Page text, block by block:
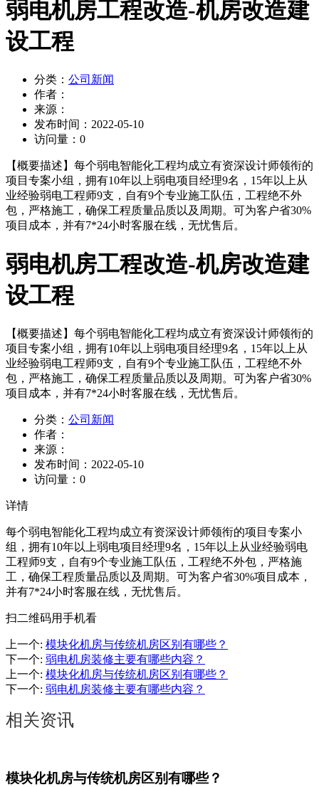
弱电机房工程改造-机房改造建
设工程
分类： 公司新闻
作者：
来源：
发布时间： 2022-05-10
访问量： 0
【概要描述】 每个弱电智能化工程均成立有资深设计师领衔的
项目专案小组，拥有10年以上弱电项目经理9名，15年以上从
业经验弱电工程师9支，自有9个专业施工队伍，工程绝不外
包，严格施工，确保工程质量品质以及周期。可为客户省30%
项目成本，并有7*24小时客服在线，无忧售后。
弱电机房工程改造-机房改造建
设工程
【概要描述】 每个弱电智能化工程均成立有资深设计师领衔的
项目专案小组，拥有10年以上弱电项目经理9名，15年以上从
业经验弱电工程师9支，自有9个专业施工队伍，工程绝不外
包，严格施工，确保工程质量品质以及周期。可为客户省30%
项目成本，并有7*24小时客服在线，无忧售后。
分类： 公司新闻
作者：
来源：
发布时间： 2022-05-10
访问量： 0
详情
每个弱电智能化工程均成立有资深设计师领衔的项目专案小
组，拥有10年以上弱电项目经理9名，15年以上从业经验弱电
工程师9支，自有9个专业施工队伍，工程绝不外包，严格施
工，确保工程质量品质以及周期。可为客户省30%项目成本，
并有7*24小时客服在线，无忧售后。
扫二维码用手机看
上一个: 模块化机房与传统机房区别有哪些？
下一个: 弱电机房装修主要有哪些内容？
上一个: 模块化机房与传统机房区别有哪些？
下一个: 弱电机房装修主要有哪些内容？
相关资讯
模块化机房与传统机房区别有哪些？